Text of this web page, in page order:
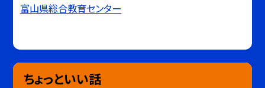
富山県総合教育センター
ちょっといい話